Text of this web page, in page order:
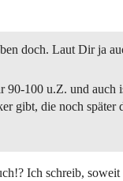
doch. Laut Dir ja
90-100 u.Z. und auch
gibt, die noch später
Ich schreib,